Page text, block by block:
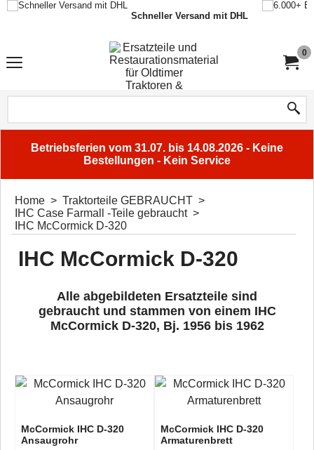
Schneller Versand mit DHL
0
Betriebsferien vom 31.07. bis 14.08.2026 - Keine
Bestellungen - Kein Service
Home > Traktorteile GEBRAUCHT >
IHC Case Farmall -Teile gebraucht>
IHC McCormick D-320
IHC McCormick D-320
Alle abgebildeten Ersatzteile sind
gebraucht und stammen von einem IHC
McCormick D-320, Bj. 1956 bis 1962
McCormick IHC D-320
Ansaugrohr
McCormick IHC D-320
Armaturenbrett